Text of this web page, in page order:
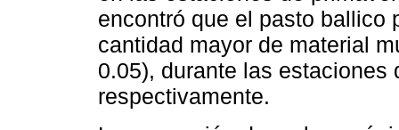
encontró que el pasto ballico
cantidad mayor de material
0.05), durante las estaciones
respectivamente.